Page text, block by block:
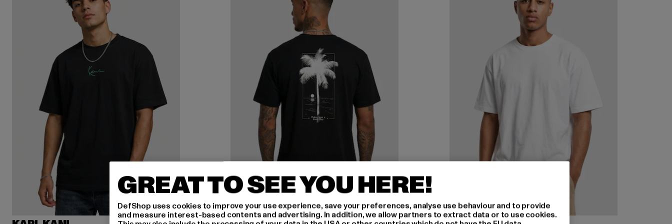
GREAT TO SEE YOU HERE!
DefShop uses cookies to improve your use experience, save your preferences, analyse use behaviour and to provide
and measure interest-based contents and advertising. In addition, we allow partners to extract data or to use cookies.